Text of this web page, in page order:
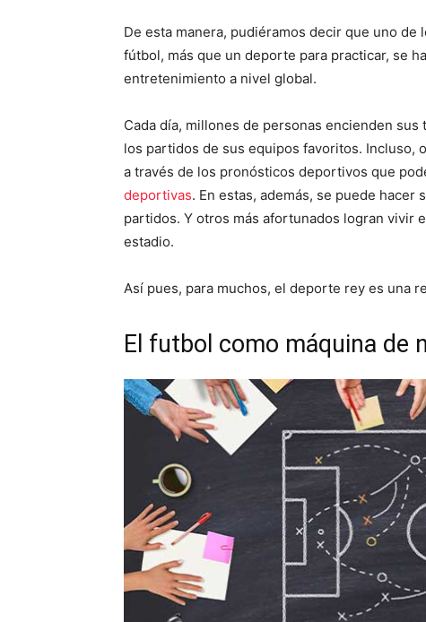
De esta manera, pudiéramos decir que uno
fútbol, más que un deporte para practicar, se
entretenimiento a nivel global.
Cada día, millones de personas encienden
los partidos de sus equipos favoritos. Incluso,
a través de los pronósticos deportivos que
deportivas. En estas, además, se puede
partidos. Y otros más afortunados logran vivir
estadio.
Así pues, para muchos, el deporte rey es una
El futbol como máquina de